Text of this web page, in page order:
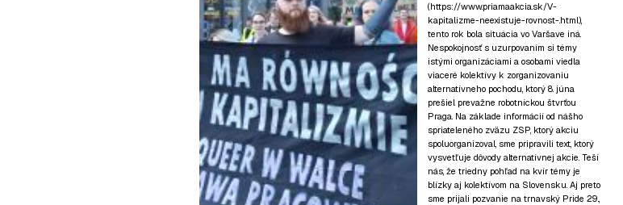
(https://www.priamaakcia.sk/V-
kapitalizme-neexistuje-rovnost-.html),
tento rok bola situácia vo Varšave iná.
Nespokojnosť s uzurpovaním si témy
istými organizáciami a osobami viedla
viaceré kolektívy k zorganizovaniu
alternatívneho pochodu, ktorý 8. júna
prešiel prevažne robotníckou štvrťou
Praga. Na základe informácií od nášho
spriateleného zväzu ZSP, ktorý akciu
spoluorganizoval, sme pripravili text, ktorý
vysvetľuje dôvody alternatívnej akcie. Teší
nás, že triedny pohľad na kvír témy je
blízky aj kolektívom na Slovensku. Aj preto
sme prijali pozvanie na trnavský Pride 29.,